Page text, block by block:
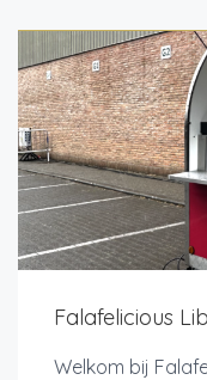
Falafelicious
Welkom bij